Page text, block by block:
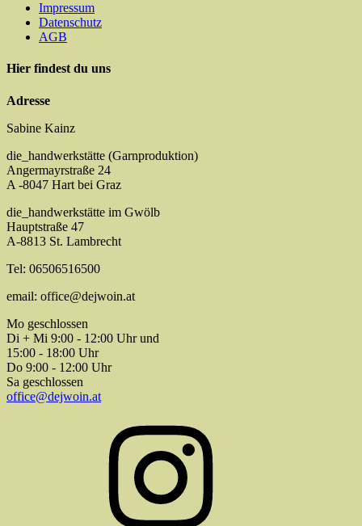
Impressum
Datenschutz
AGB
Hier findest du uns
Adresse
Sabine Kainz
die_handwerkstätte (Garnproduktion)
Angermayrstraße 24
A -8047 Hart bei Graz
die_handwerkstätte im Gwölb
Hauptstraße 47
A-8813 St. Lambrecht
Tel: 06506516500
email: office@dejwoin.at
Mo geschlossen
Di + Mi 9:00 - 12:00 Uhr und
15:00 - 18:00 Uhr
Do 9:00 - 12:00 Uhr
Sa geschlossen
office@dejwoin.at